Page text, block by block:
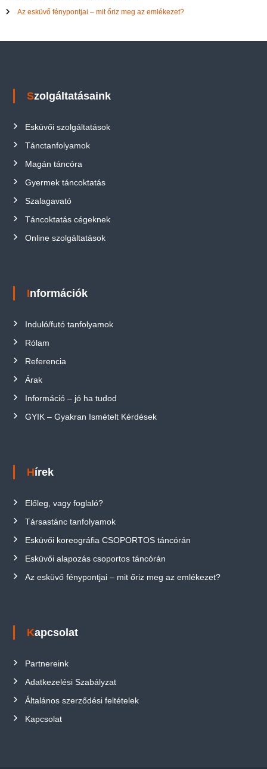
Az esküvő fénypontjai – mit őriz meg az emlékezet?
Szolgáltatásaink
Esküvői szolgáltatások
Tánctanfolyamok
Magán táncóra
Gyermek táncoktatás
Szalagavató
Táncoktatás cégeknek
Online szolgáltatások
Információk
Induló/futó tanfolyamok
Rólam
Referencia
Árak
Információ – jó ha tudod
GYIK – Gyakran Ismételt Kérdések
Hírek
Előleg, vagy foglaló?
Társastánc tanfolyamok
Esküvői koreográfia CSOPORTOS táncórán
Esküvői alapozás csoportos táncórán
Az esküvő fénypontjai – mit őriz meg az emlékezet?
Kapcsolat
Partnereink
Adatkezelési Szabályzat
Általános szerződési feltételek
Kapcsolat